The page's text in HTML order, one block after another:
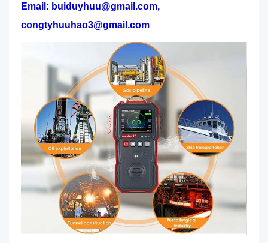
Email: buiduyhuu@gmail.com,
congtyhuuhao3@gmail.com